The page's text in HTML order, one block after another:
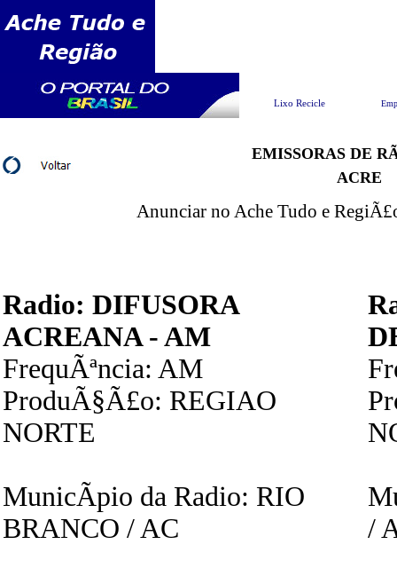
Lixo Recicle
EMISSORAS DE
ACRE
Anunciar no Ache Tudo e
Radio: DIFUSORA
ACREANA - AM
FrequÃªncia: AM
ProduÃ§Ã£o: REGIAO
NORTE
MunicÃ­pio da Radio: RIO
BRANCO / AC
/